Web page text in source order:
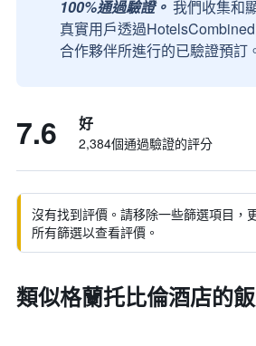
100%通過驗證。 我們收集和
真實用戶透過
合作夥伴所進行的已驗證預訂
7.6 好
2,384個通過驗證的評分
沒有找到評價。請移除一些篩選項目，
所有篩選以查看評價。
類似格蘭托比倫酒店的